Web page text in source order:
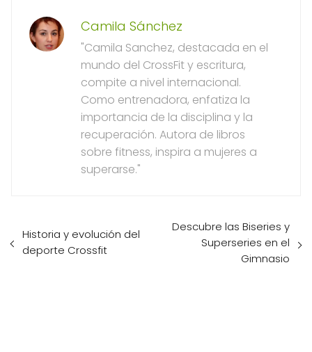
Camila Sánchez
"Camila Sanchez, destacada en el
mundo del CrossFit y escritura,
compite a nivel internacional.
Como entrenadora, enfatiza la
importancia de la disciplina y la
recuperación. Autora de libros
sobre fitness, inspira a mujeres a
superarse."
Historia y evolución del
deporte Crossfit
Descubre las Biseries y
Superseries en el
Gimnasio